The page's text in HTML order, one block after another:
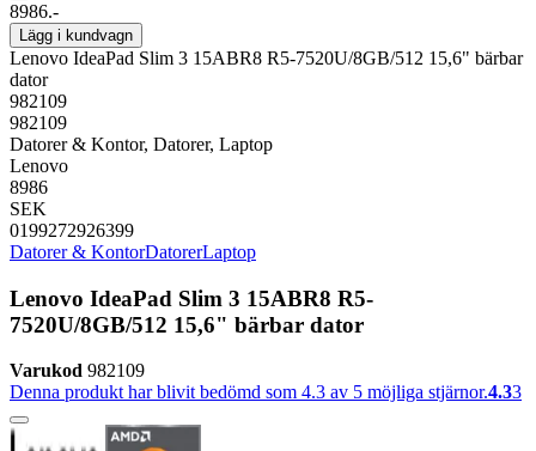
8986.-
Lägg i kundvagn
Lenovo IdeaPad Slim 3 15ABR8 R5-7520U/8GB/512 15,6" bärbar
dator
982109
982109
Datorer & Kontor, Datorer, Laptop
Lenovo
8986
SEK
0199272926399
Datorer & KontorDatorerLaptop
Lenovo IdeaPad Slim 3 15ABR8 R5-
7520U/8GB/512 15,6" bärbar dator
Varukod 982109
Denna produkt har blivit bedömd som 4.3 av 5 möjliga stjärnor.4.33